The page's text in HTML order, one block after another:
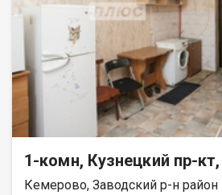
1-комн, Кузнецкий пр-
Кемерово, Заводский р-н район